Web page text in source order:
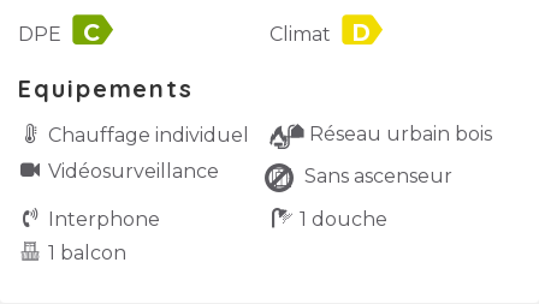
DPE label Climat label
Equipements
Chauffage individuel
Réseau urbain bois
Vidéo­surveillance
Sans ascenseur
Interphone
1 douche
1 balcon